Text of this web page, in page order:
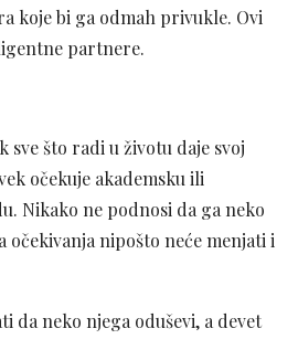
koje bi ga odmah privukle. Ovi
partnere.
sve što radi u životu daje svoj
očekuje akademsku ili
Nikako ne podnosi da ga neko
očekivanja nipošto neće menjati i
da neko njega oduševi, a devet